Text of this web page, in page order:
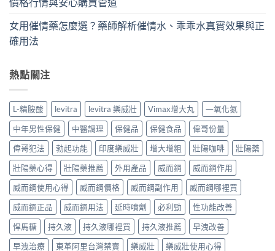
價格行情與安心購買管道
女用催情藥怎麼選？藥師解析催情水、乖乖水真實效果與正
確用法
熱點關注
L-精胺酸 levitra levitra 樂威壯 Vimax增大丸
一氧化氮
中年男性保健
中醫調理 保健品 保健食品
偉哥份量
偉哥犯法
勃起功能 印度樂威壯 增大增粗 壯陽咖啡
壯陽藥
壯陽藥心得
壯陽藥推薦 外用產品 威而鋼
威而鋼作用
威而鋼使用心得
威而鋼價格 威而鋼副作用
威而鋼哪裡買
威而鋼正品
威而鋼用法 延時噴劑 必利勁
性功能改善
悍馬糖
持久液 持久液哪裡買 持久液推薦
早洩改善
早洩治療
東革阿里台灣禁賣 樂威壯 樂威壯使用心得